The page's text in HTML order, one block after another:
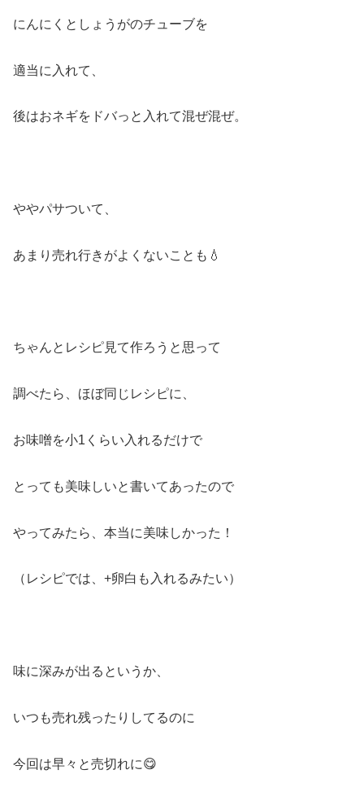
にんにくとしょうがのチューブを
適当に入れて、
後はおネギをドバっと入れて混ぜ混ぜ。
ややパサついて、
あまり売れ行きがよくないことも💧
ちゃんとレシピ見て作ろうと思って
調べたら、ほぼ同じレシピに、
お味噌を小1くらい入れるだけで
とっても美味しいと書いてあったので
やってみたら、本当に美味しかった！
（レシピでは、+卵白も入れるみたい）
味に深みが出るというか、
いつも売れ残ったりしてるのに
今回は早々と売切れに😋